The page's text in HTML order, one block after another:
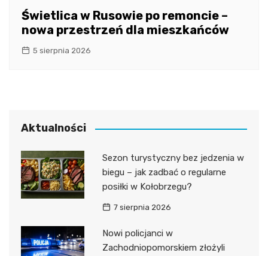
Świetlica w Rusowie po remoncie –
nowa przestrzeń dla mieszkańców
5 sierpnia 2026
Aktualności
Sezon turystyczny bez jedzenia w
biegu – jak zadbać o regularne
posiłki w Kołobrzegu?
7 sierpnia 2026
Nowi policjanci w
Zachodniopomorskiem złożyli